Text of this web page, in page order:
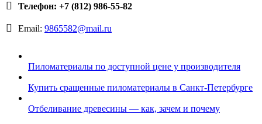
Телефон: +7 (812) 986-55-82
Email: 9865582@mail.ru
Пиломатериалы по доступной цене у производителя
Купить сращенные пиломатериалы в Санкт-Петербурге
Отбеливание древесины — как, зачем и почему